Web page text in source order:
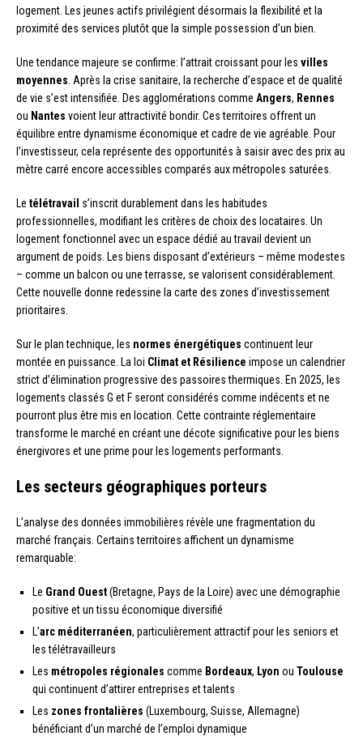
logement. Les jeunes actifs privilégient désormais la flexibilité et la
proximité des services plutôt que la simple possession d’un bien.
Une tendance majeure se confirme: l’attrait croissant pour les villes
moyennes . Après la crise sanitaire, la recherche d’espace et de qualité
de vie s’est intensifiée. Des agglomérations comme Angers, Rennes
ou Nantes voient leur attractivité bondir. Ces territoires offrent un
équilibre entre dynamisme économique et cadre de vie agréable. Pour
l’investisseur, cela représente des opportunités à saisir avec des prix au
mètre carré encore accessibles comparés aux métropoles saturées.
Le télétravail s’inscrit durablement dans les habitudes
professionnelles, modifiant les critères de choix des locataires. Un
logement fonctionnel avec un espace dédié au travail devient un
argument de poids. Les biens disposant d’extérieurs – même modestes
– comme un balcon ou une terrasse, se valorisent considérablement.
Cette nouvelle donne redessine la carte des zones d’investissement
prioritaires.
Sur le plan technique, les normes énergétiques continuent leur
montée en puissance. La loi Climat et Résilience impose un calendrier
strict d’élimination progressive des passoires thermiques. En 2025, les
logements classés G et F seront considérés comme indécents et ne
pourront plus être mis en location. Cette contrainte réglementaire
transforme le marché en créant une décote significative pour les biens
énergivores et une prime pour les logements performants.
Les secteurs géographiques porteurs
L’analyse des données immobilières révèle une fragmentation du
marché français. Certains territoires affichent un dynamisme
remarquable:
Le Grand Ouest(Bretagne, Pays de la Loire) avec une démographie
positive et un tissu économique diversifié
L’arc méditerranéen, particulièrement attractif pour les seniors et
les télétravailleurs
Les métropoles régionales comme Bordeaux, Lyon ou Toulouse
qui continuent d’attirer entreprises et talents
Les zones frontalières (Luxembourg, Suisse, Allemagne)
bénéficiant d’un marché de l’emploi dynamique